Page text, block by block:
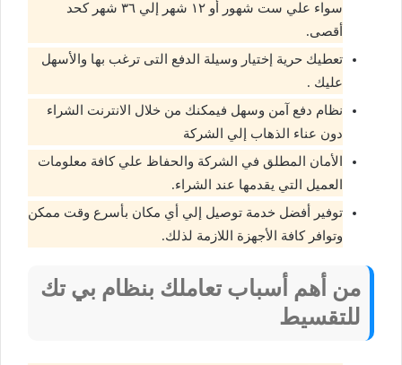
سواء علي ست شهور أو ١٢ شهر إلي ٣٦ شهر كحد
أقصى.
تعطيك حرية إختيار وسيلة الدفع التى ترغب بها والأسهل
عليك .
نظام دفع آمن وسهل فيمكنك من خلال الانترنت الشراء
دون عناء الذهاب إلي الشركة
الأمان المطلق في الشركة والحفاظ علي كافة معلومات
العميل التي يقدمها عند الشراء.
توفير أفضل خدمة توصيل إلي أي مكان بأسرع وقت ممكن
وتوافر كافة الأجهزة اللازمة لذلك.
من أهم أسباب تعاملك بنظام بي تك
للتقسيط